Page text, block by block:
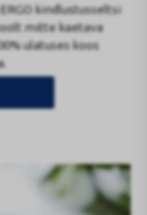
kindlustusseltsi
mitte kaetava
ulatuses koos